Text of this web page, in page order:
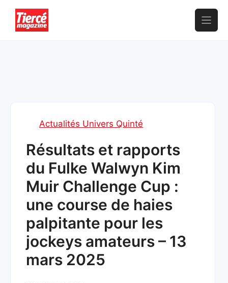
contenu
Actualités Univers Quinté
Résultats et rapports
du Fulke Walwyn Kim
Muir Challenge Cup :
une course de haies
palpitante pour les
jockeys amateurs – 13
mars 2025